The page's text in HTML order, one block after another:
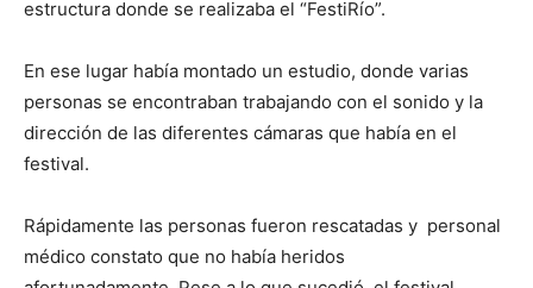
estructura donde se realizaba el “FestiRío”.
En ese lugar había montado un estudio, donde varias
personas se encontraban trabajando con el sonido y la
dirección de las diferentes cámaras que había en el
festival.
Rápidamente las personas fueron rescatadas y personal
médico constato que no había heridos